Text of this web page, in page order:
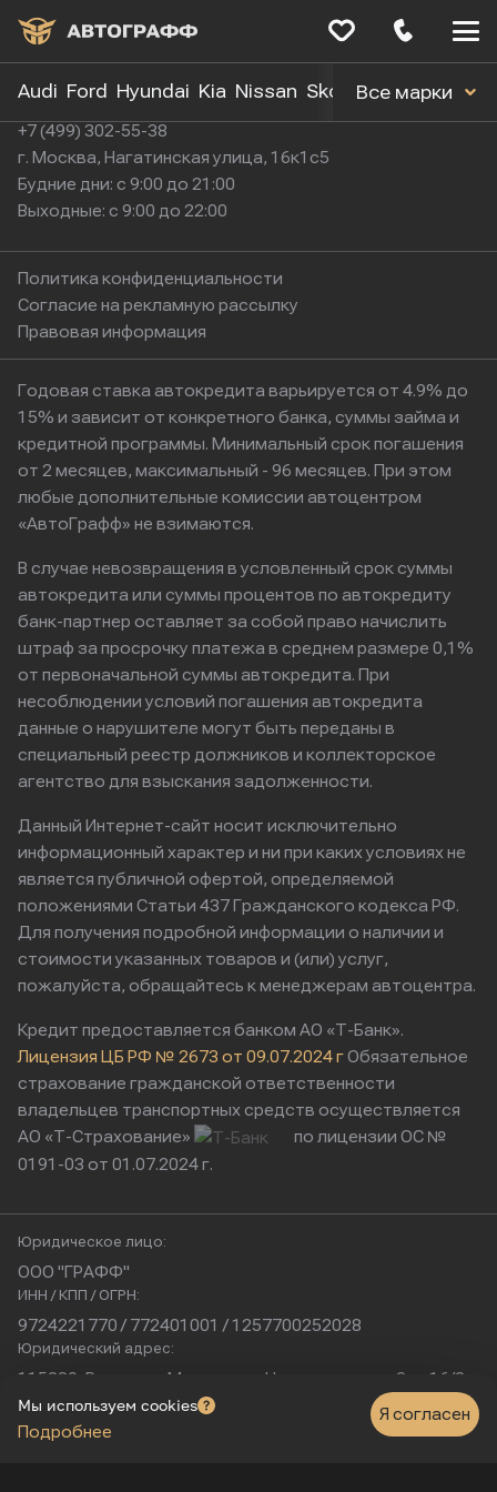
Audi Ford Hyundai Kia Nissan Skoda Toyota
Все марки
+7 (499) 302-55-38
г. Москва, Нагатинская улица, 16к1с5
Будние дни: с 9:00 до 21:00
Выходные: с 9:00 до 22:00
Политика конфиденциальности
Согласие на рекламную рассылку
Правовая информация
Годовая ставка автокредита варьируется от 4.9% до
15% и зависит от конкретного банка, суммы займа и
кредитной программы. Минимальный срок погашения
от 2 месяцев, максимальный - 96 месяцев. При этом
любые дополнительные комиссии автоцентром
«АвтоГрафф» не взимаются.
В случае невозвращения в условленный срок суммы
автокредита или суммы процентов по автокредиту
банк-партнер оставляет за собой право начислить
штраф за просрочку платежа в среднем размере 0,1%
от первоначальной суммы автокредита. При
несоблюдении условий погашения автокредита
данные о нарушителе могут быть переданы в
специальный реестр должников и коллекторское
агентство для взыскания задолженности.
Данный Интернет-сайт носит исключительно
информационный характер и ни при каких условиях не
является публичной офертой, определяемой
положениями Статьи 437 Гражданского кодекса РФ.
Для получения подробной информации о наличии и
стоимости указанных товаров и (или) услуг,
пожалуйста, обращайтесь к менеджерам автоцентра.
Кредит предоставляется банком АО «Т-Банк».
Лицензия ЦБ РФ № 2673 от 09.07.2024 гОбязательное
страхование гражданской ответственности
владельцев транспортных средств осуществляется
АО «Т-Страхование»
по лицензии ОС №
0191-03 от 01.07.2024 г.
Юридическое лицо:
ООО "ГРАФФ"
ИНН / КПП / ОГРН:
9724221770 / 772401001 / 1257700252028
Юридический адрес:
115230, Россия, г. Москва, ул. Нагатинская, д. 2, п. 16/2
Физический адрес:
г. Москва, Нагатинская улица, 16к1с5
Мы используем cookies
Подробнее
Я согласен